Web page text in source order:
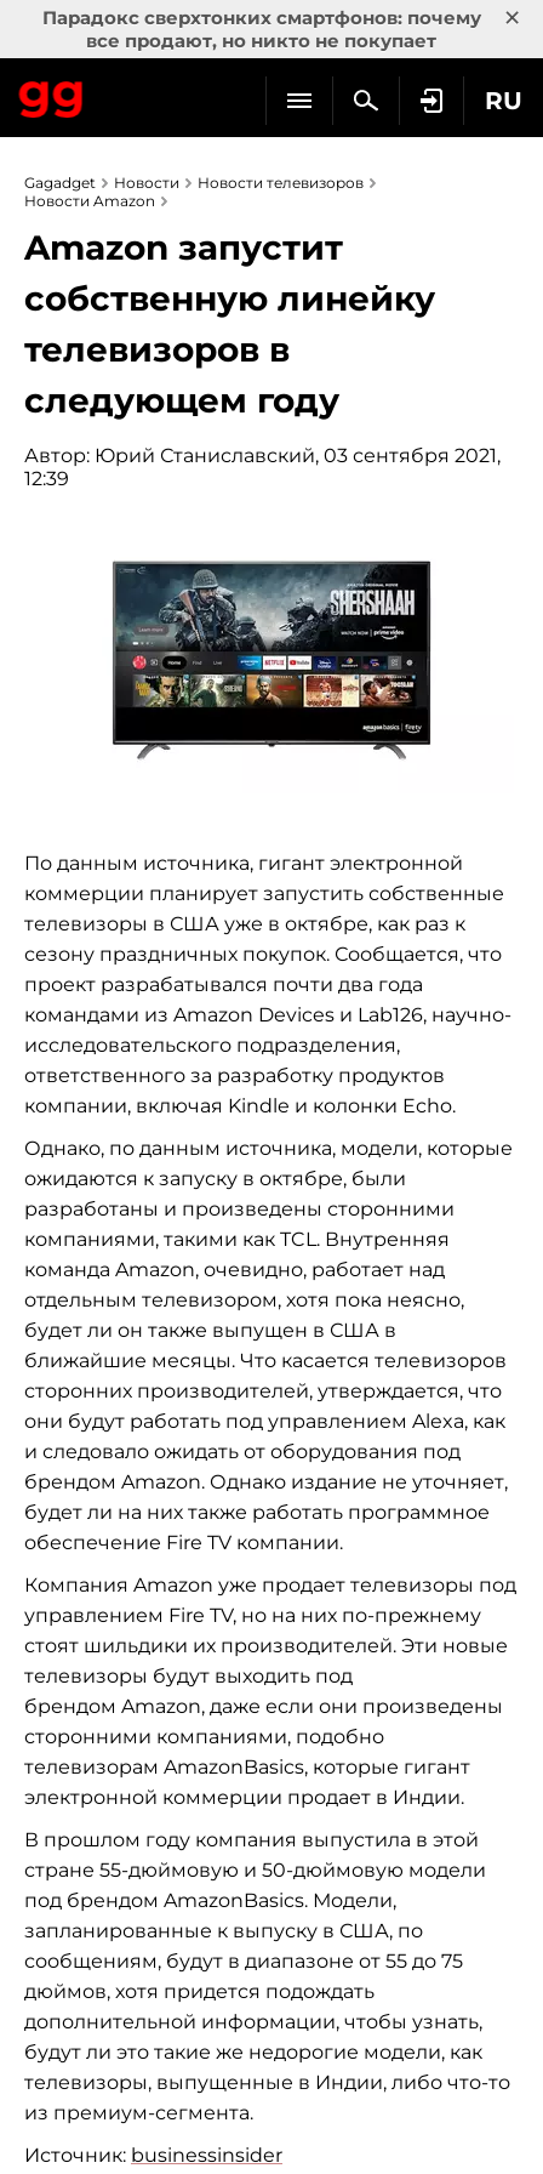
Парадокс сверхтонких смартфонов: почему
все продают, но никто не покупает
×
RU
Gagadget Новости
Новости телевизоров
Новости Amazon
Amazon запустит
собственную линейку
телевизоров в
следующем году
Автор: Юрий Станиславский, 03 сентября 2021,
12:39
По данным источника, гигант электронной
коммерции планирует запустить собственные
телевизоры в США уже в октябре, как раз к
сезону праздничных покупок. Сообщается, что
проект разрабатывался почти два года
командами из Amazon Devices и Lab126, научно-
исследовательского подразделения,
ответственного за разработку продуктов
компании, включая Kindle и колонки Echo.
Однако, по данным источника, модели, которые
ожидаются к запуску в октябре, были
разработаны и произведены сторонними
компаниями, такими как TCL. Внутренняя
команда Amazon, очевидно, работает над
отдельным телевизором, хотя пока неясно,
будет ли он также выпущен в США в
ближайшие месяцы. Что касается телевизоров
сторонних производителей, утверждается, что
они будут работать под управлением Alexa, как
и следовало ожидать от оборудования под
брендом Amazon. Однако издание не уточняет,
будет ли на них также работать программное
обеспечение Fire TV компании.
Компания Amazon уже продает телевизоры под
управлением Fire TV, но на них по-прежнему
стоят шильдики их производителей. Эти новые
телевизоры будут выходить под
брендом Amazon, даже если они произведены
сторонними компаниями, подобно
телевизорам AmazonBasics, которые гигант
электронной коммерции продает в Индии.
В прошлом году компания выпустила в этой
стране 55-дюймовую и 50-дюймовую модели
под брендом AmazonBasics. Модели,
запланированные к выпуску в США, по
сообщениям, будут в диапазоне от 55 до 75
дюймов, хотя придется подождать
дополнительной информации, чтобы узнать,
будут ли это такие же недорогие модели, как
телевизоры, выпущенные в Индии, либо что-то
из премиум-сегмента.
Источник: businessinsider